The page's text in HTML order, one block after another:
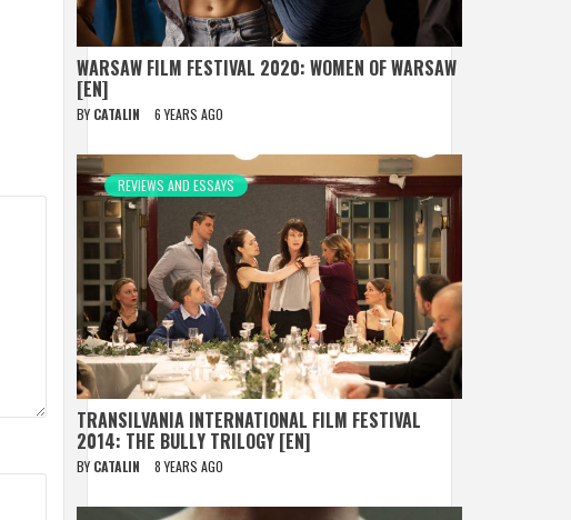
WARSAW FILM FESTIVAL 2020: WOMEN OF WARSAW
[EN]
BY CATALIN 6 YEARS AGO
REVIEWS AND ESSAYS
TRANSILVANIA INTERNATIONAL FILM FESTIVAL
2014: THE BULLY TRILOGY [EN]
BY CATALIN 8 YEARS AGO